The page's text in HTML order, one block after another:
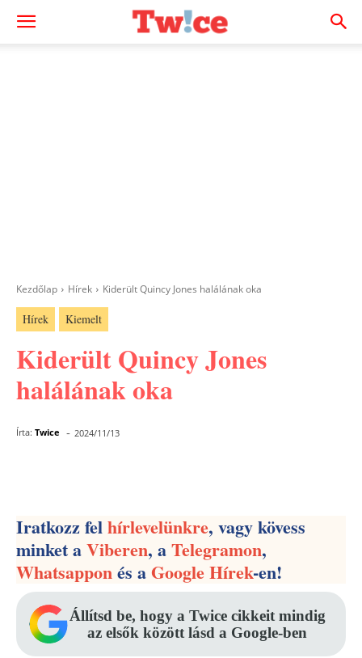
Kezdőlap Hírek Kiderült Quincy Jones halálának oka
Hírek Kiemelt
Kiderült Quincy Jones
halálának oka
Írta: Twice - 2024/11/13
Iratkozz felhírlevelünkre, vagy kövess
minket aViberen, aTelegramon,
Whatsapponés aGoogle Hírek-en!
Állítsd be, hogy a Twice cikkeit mindig
az elsők között lásd a Google-ben